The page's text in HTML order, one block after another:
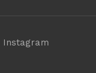
Instagram